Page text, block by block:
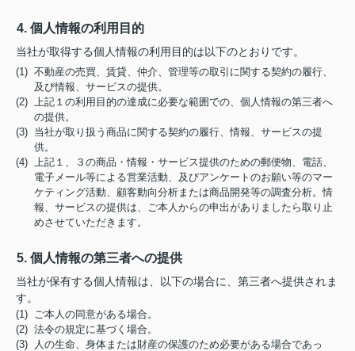
4. 個人情報の利用目的
当社が取得する個人情報の利用目的は以下のとおりです。
(1) 不動産の売買、賃貸、仲介、管理等の取引に関する契約の履行、
及び情報、サービスの提供。
(2) 上記１の利用目的の達成に必要な範囲での、個人情報の第三者へ
の提供。
(3) 当社が取り扱う商品に関する契約の履行、情報、サービスの提
供。
(4) 上記１、３の商品・情報・サービス提供のための郵便物、電話、
電子メール等による営業活動、及びアンケートのお願い等のマー
ケティング活動、顧客動向分析または商品開発等の調査分析。情
報、サービスの提供は、ご本人からの申出がありましたら取り止
めさせていただきます。
5. 個人情報の第三者への提供
当社が保有する個人情報は、以下の場合に、第三者へ提供されま
す。
(1) ご本人の同意がある場合。
(2) 法令の規定に基づく場合。
(3) 人の生命、身体または財産の保護のため必要がある場合であっ